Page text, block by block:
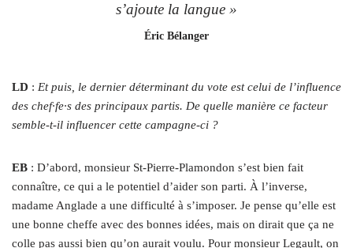
s’ajoute la langue »
Éric Bélanger
LD : Et puis, le dernier déterminant du vote est celui de l’influence
des chef·fe·s des principaux partis. De quelle manière ce facteur
semble-t-il influencer cette campagne-ci ?
EB : D’abord, monsieur St-Pierre-Plamondon s’est bien fait
connaître, ce qui a le potentiel d’aider son parti. À l’inverse,
madame Anglade a une difficulté à s’imposer. Je pense qu’elle est
une bonne cheffe avec des bonnes idées, mais on dirait que ça ne
colle pas aussi bien qu’on aurait voulu. Pour monsieur Legault, on